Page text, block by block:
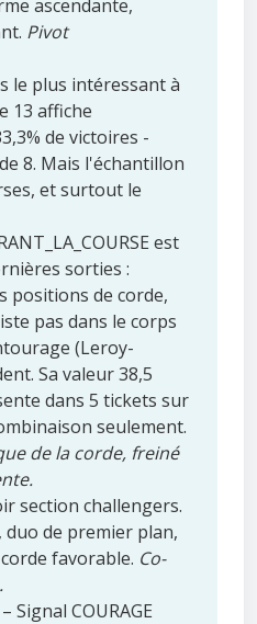
ascendante,
Pivot
le plus intéressant à
13 affiche
de victoires -
8. Mais l'échantillon
et surtout le
est
sorties :
positions de corde,
pas dans le corps
(Leroy-
Sa valeur 38,5
dans 5 tickets sur
seulement.
de la corde, freiné
section challengers.
duo de premier plan,
favorable. Co-
– Signal COURAGE